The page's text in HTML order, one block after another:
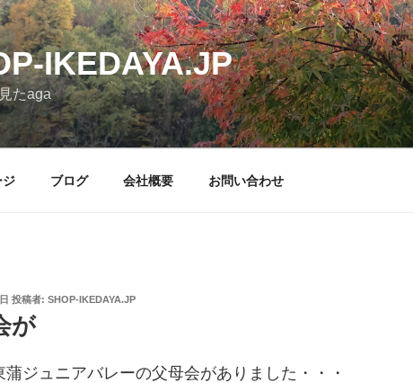
IKEDAYA.JP
たaga
ジ ブログ 会社概要 お問い合わせ
投稿者: SHOP-IKEDAYA.JP
が
蒲ジュニアバレーの父母会がありました・・・